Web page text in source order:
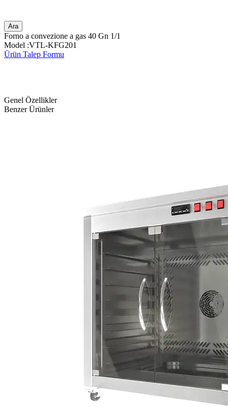
Ara
Forno a convezione a gas 40 Gn 1/1
Model :VTL-KFG201
Ürün Talep Formu
Genel Özellikler
Benzer Ürünler